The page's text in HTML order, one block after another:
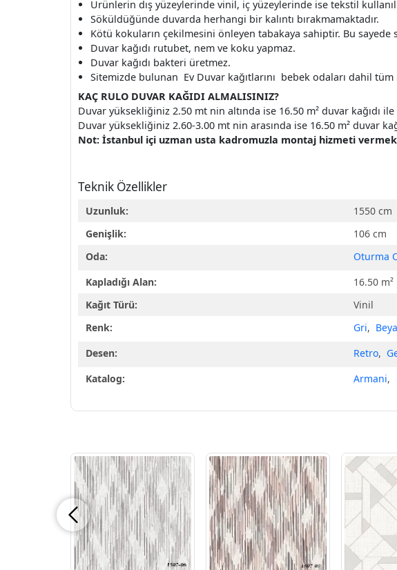
Ürünlerin dış yüzeylerinde vinil, iç yüzeylerinde ise tekstil
Söküldüğünde duvarda herhangi bir kalıntı bırakmamaktadır.
Kötü kokuların çekilmesini önleyen tabakaya sahiptir. Bu sayede
Duvar kağıdı rutubet, nem ve koku yapmaz.
Duvar kağıdı bakteri üretmez.
Sitemizde bulunan Ev Duvar kağıtlarını bebek odaları dahil
KAÇ RULO DUVAR KAĞIDI ALMALISINIZ?
Duvar yüksekliğiniz 2.50 mt nin altında ise 16.50 m² duvar kağıdı
Duvar yüksekliğiniz 2.60-3.00 mt nin arasında ise 16.50 m² duvar
Not: İstanbul içi uzman usta kadromuzla montaj hizmeti
Teknik Özellikler
Uzunluk:
1550 cm
Genişlik:
106 cm
Oda:
Oturma
Kapladığı Alan:
16.50 m²
Kağıt Türü:
Vinil
Renk:
Gri,
Desen:
Retro,
Katalog:
Armani,